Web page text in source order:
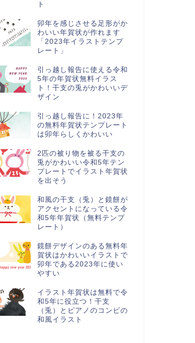
ト
卯年を感じさせる足形がか
わいい年賀状が作れます
「2023年イラストテンプ
レート」
引っ越し報告に使える令和
5年の年賀状無料イラス
ト！干支の兎がかわいいデ
ザイン
引っ越し報告に！2023年
の無料年賀状テンプレート
は卯年らしくかわいい
2匹の被り物を被る干支の
兎がかわいい令和5年テン
プレートでイラスト年賀状
を出そう
和風の干支（兎）と鏡餅が
アクセントになっている令
和5年年賀状（無料テンプ
レート）
鏡餅デザインのある無料年
賀状はかわいいイラストで
卯年である2023年に使い
やすい
イラスト年賀状は無料で令
和5年に役立つ！干支
（兎）とピアノのコンビの
和風イラスト